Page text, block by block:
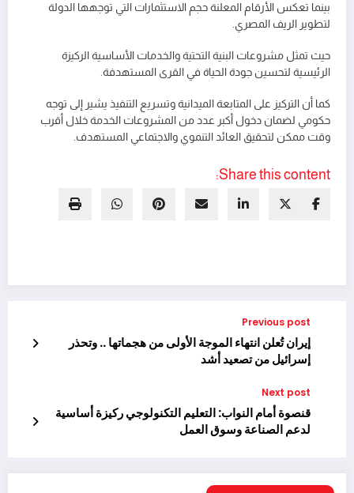
بينما تعكس الأرقام المعلنة حجم الاستثمارات التي توجهها الدولة
لتطوير الريف المصري.
حيث تمثل مشروعات البنية التحتية والخدمات الأساسية الركيزة
الرئيسية لتحسين جودة الحياة في القرى المستهدفة.
كما أن التركيز على المتابعة الميدانية وتسريع التنفيذ يشير إلى توجه
حكومي لضمان دخول أكبر عدد من المشروعات الخدمة خلال أقرب
وقت ممكن لتحقيق العائد التنموي والاجتماعي المستهدف.
Share this content:
Previous post
إيران تُعلن انتهاء الموجة الأولى من هجماتها .. وتحذر
إسرائيل من تصعيد أشد
Next post
قنصوة أمام النواب: التعليم التكنولوجي ركيزة أساسية
لدعم الصناعة وسوق العمل